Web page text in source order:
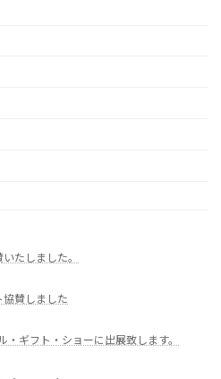
たしました。
賛しました
ギフト・ショーに出展致します。